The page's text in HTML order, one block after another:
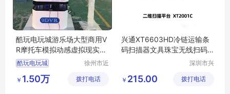
酷玩电玩城游乐场大型商用V
R摩托车模拟动感虚拟现实体
验智能设备
酷玩电玩城
VR摩托车模拟
徐州市近
科技有限
￥ 1.50万 拨打电话
兴通XT6603HD冷链运输条
码扫描器文具珠宝无线扫码
深圳市兴
技有限公
￥ 215.00 拨打电话